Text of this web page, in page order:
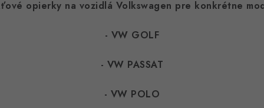
opierky na vozidlá Volkswagen pre konkrétne
- VW GOLF
- VW PASSAT
- VW POLO